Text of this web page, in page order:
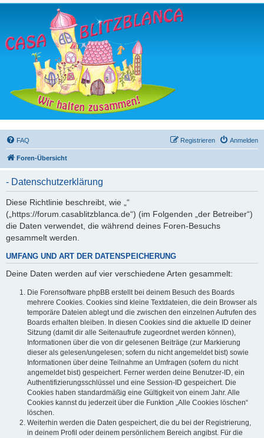
FAQ Anmelden
Registrieren
Foren-Übersicht
- Datenschutzerklärung
Diese Richtlinie beschreibt, wie „“
(„https://forum.casablitzblanca.de“) (im Folgenden „der Betreiber“)
die Daten verwendet, die während deines Foren-Besuchs
gesammelt werden.
UMFANG UND ART DER DATENSPEICHERUNG
Deine Daten werden auf vier verschiedene Arten gesammelt:
Die Forensoftware phpBB erstellt bei deinem Besuch des Boards
mehrere Cookies. Cookies sind kleine Textdateien, die dein Browser als
temporäre Dateien ablegt und die zwischen den einzelnen Aufrufen des
Boards erhalten bleiben. In diesen Cookies sind die aktuelle ID deiner
Sitzung (damit dir alle Seitenaufrufe zugeordnet werden können),
Informationen über die von dir gelesenen Beiträge (zur Markierung
dieser als gelesen/ungelesen; sofern du nicht angemeldet bist) sowie
Informationen über deine Teilnahme an Umfragen (sofern du nicht
angemeldet bist) gespeichert. Ferner werden deine Benutzer-ID, ein
Authentifizierungsschlüssel und eine Session-ID gespeichert. Die
Cookies haben standardmäßig eine Gültigkeit von einem Jahr. Alle
Cookies kannst du jederzeit über die Funktion „Alle Cookies löschen“
löschen.
Weiterhin werden die Daten gespeichert, die du bei der Registrierung,
in deinem Profil oder deinem persönlichem Bereich angibst. Für die